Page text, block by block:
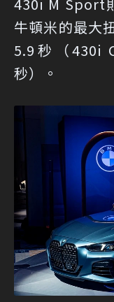
牛頓米的最大
5.9秒（430i
秒）。